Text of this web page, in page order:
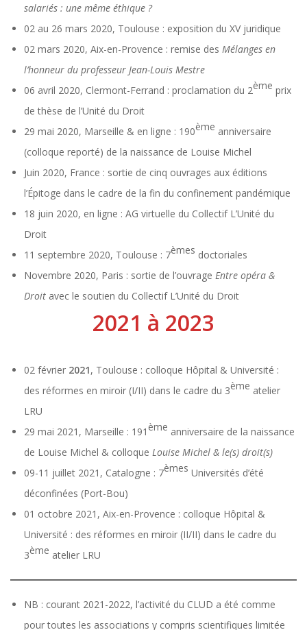
salariés : une même éthique ?
02 au 26 mars 2020, Toulouse : exposition du XV juridique
02 mars 2020, Aix-en-Provence : remise des Mélanges en
l’honneur du professeur Jean-Louis Mestre
06 avril 2020, Clermont-Ferrand : proclamation du 2ème prix
de thèse de l’Unité du Droit
29 mai 2020, Marseille & en ligne : 190ème anniversaire
(colloque reporté) de la naissance de Louise Michel
Juin 2020, France : sortie de cinq ouvrages aux éditions
l’Épitoge dans le cadre de la fin du confinement pandémique
18 juin 2020, en ligne : AG virtuelle du Collectif L’Unité du
Droit
11 septembre 2020, Toulouse : 7èmes doctoriales
Novembre 2020, Paris : sortie de l’ouvrage Entre opéra &
Droit avec le soutien du Collectif L’Unité du Droit
2021 à 2023
02 février 2021, Toulouse : colloque Hôpital & Université :
des réformes en miroir (I/II) dans le cadre du 3ème atelier
LRU
29 mai 2021, Marseille : 191 ème anniversaire de la naissance
de Louise Michel & colloque Louise Michel & le(s) droit(s)
09-11 juillet 2021, Catalogne : 7èmes Universités d’été
déconfinées (Port-Bou)
01 octobre 2021, Aix-en-Provence : colloque Hôpital &
Université : des réformes en miroir (II/II) dans le cadre du
3ème atelier LRU
NB : courant 2021-2022, l’activité du CLUD a été comme
pour toutes les associations y compris scientifiques limitée